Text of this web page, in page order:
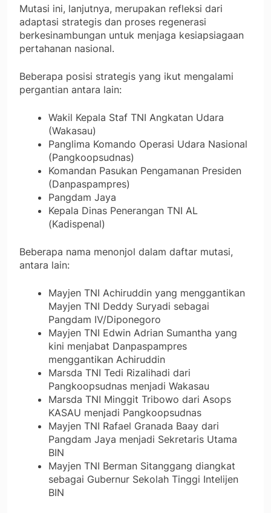
Mutasi ini, lanjutnya, merupakan refleksi dari
adaptasi strategis dan proses regenerasi
berkesinambungan untuk menjaga kesiapsiagaan
pertahanan nasional.
Beberapa posisi strategis yang ikut mengalami
pergantian antara lain:
Wakil Kepala Staf TNI Angkatan Udara
(Wakasau)
Panglima Komando Operasi Udara Nasional
(Pangkoopsudnas)
Komandan Pasukan Pengamanan Presiden
(Danpaspampres)
Pangdam Jaya
Kepala Dinas Penerangan TNI AL
(Kadispenal)
Beberapa nama menonjol dalam daftar mutasi,
antara lain:
Mayjen TNI Achiruddin yang menggantikan
Mayjen TNI Deddy Suryadi sebagai
Pangdam IV/Diponegoro
Mayjen TNI Edwin Adrian Sumantha yang
kini menjabat Danpaspampres
menggantikan Achiruddin
Marsda TNI Tedi Rizalihadi dari
Pangkoopsudnas menjadi Wakasau
Marsda TNI Minggit Tribowo dari Asops
KASAU menjadi Pangkoopsudnas
Mayjen TNI Rafael Granada Baay dari
Pangdam Jaya menjadi Sekretaris Utama
BIN
Mayjen TNI Berman Sitanggang diangkat
sebagai Gubernur Sekolah Tinggi Intelijen
BIN